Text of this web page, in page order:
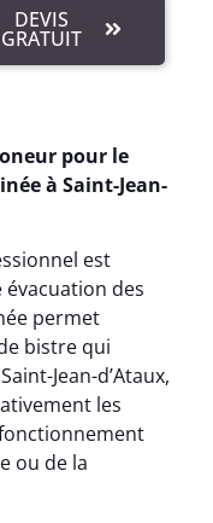
DEVIS
GRATUIT
pour le
à Saint-Jean-
est
des
permet
bistre qui
Jean-d’Ataux,
les
ou de la